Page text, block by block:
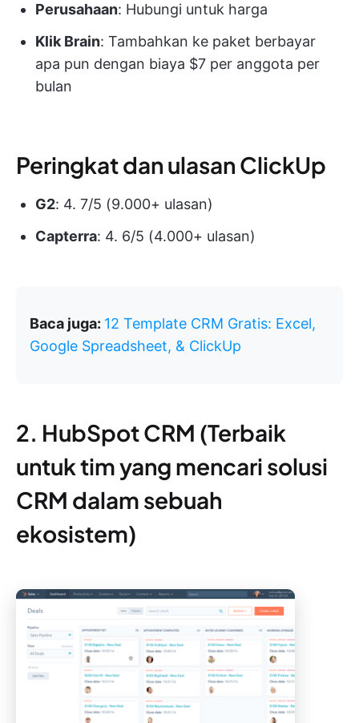
Perusahaan: Hubungi untuk harga
Klik Brain: Tambahkan ke paket berbayar
apa pun dengan biaya $7 per anggota per
bulan
Peringkat dan ulasan ClickUp
G2: 4. 7/5 (9.000+ ulasan)
Capterra: 4. 6/5 (4.000+ ulasan)
Baca juga: 12 Template CRM Gratis: Excel,
Google Spreadsheet, & ClickUp
2. HubSpot CRM (Terbaik
untuk tim yang mencari solusi
CRM dalam sebuah
ekosistem)